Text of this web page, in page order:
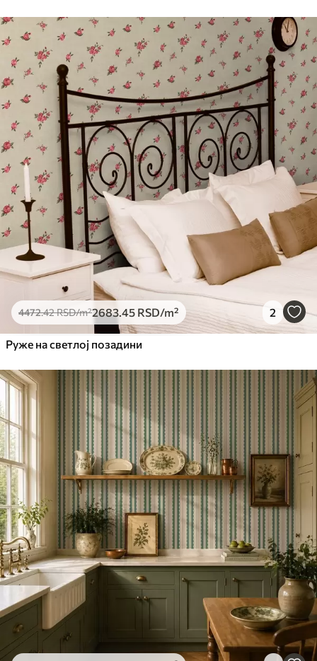
4472.42RSD/m²2683.45 RSD/m² 2
Руже на светлој позадини